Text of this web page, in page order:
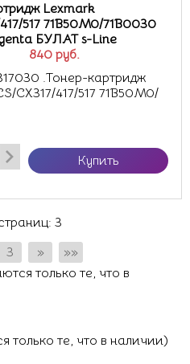
840 руб.
Lexmark
517 71B50M0/71B0030
БУЛАТ s-Line
.Тонер-картридж
CX317/417/517 71B50M0/
Купить
3
3 »
»»
только те, что в
только те, что в наличии)